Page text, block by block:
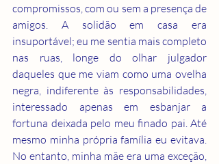
compromissos, com ou sem a presença de
amigos. A solidão em casa era
insuportável; eu me sentia mais completo
nas ruas, longe do olhar julgador
daqueles que me viam como uma ovelha
negra, indiferente às responsabilidades,
interessado apenas em esbanjar a
fortuna deixada pelo meu finado pai. Até
mesmo minha própria família eu evitava.
No entanto, minha mãe era uma exceção,